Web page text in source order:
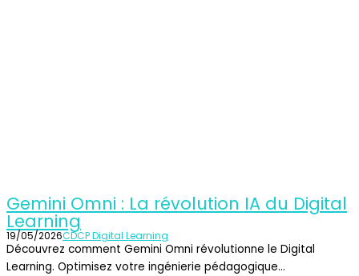
Gemini Omni : La révolution IA du Digital
Learning
19/05/2026CDCP Digital Learning
Découvrez comment Gemini Omni révolutionne le Digital
Learning. Optimisez votre ingénierie pédagogique...